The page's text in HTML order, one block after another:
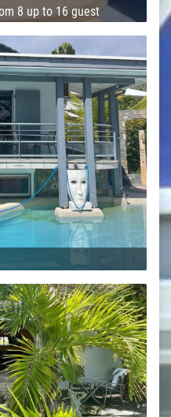
8 up to 16 guest